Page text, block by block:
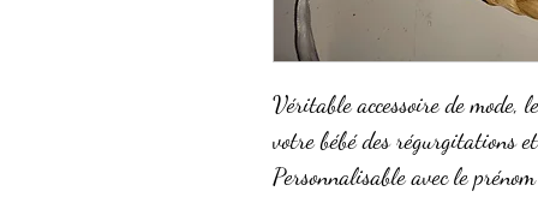
Véritable accessoire de
votre bébé des régurgitations
Personnalisable avec le